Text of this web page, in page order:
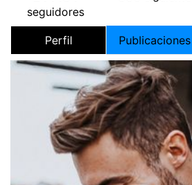
seguidores
Perfil Publicaciones